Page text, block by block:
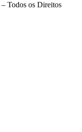
– Todos os Direitos